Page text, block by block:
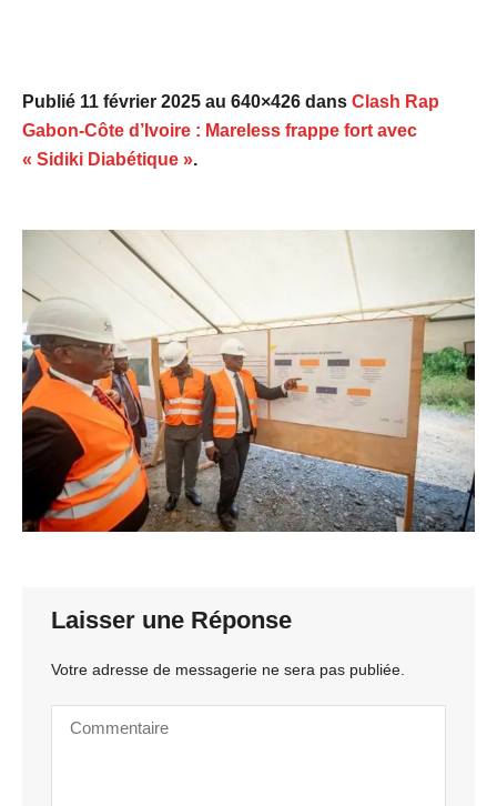
Publié 11 février 2025 au 640×426 dans Clash Rap
Gabon-Côte d’Ivoire : Mareless frappe fort avec
« Sidiki Diabétique ».
Laisser une Réponse
Votre adresse de messagerie ne sera pas publiée.